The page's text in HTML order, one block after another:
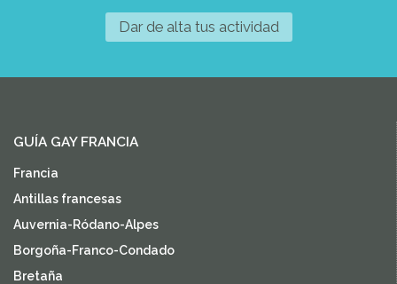
Dar de alta tus actividad
GUÍA GAY FRANCIA
Francia
Antillas francesas
Auvernia-Ródano-Alpes
Borgoña-Franco-Condado
Bretaña